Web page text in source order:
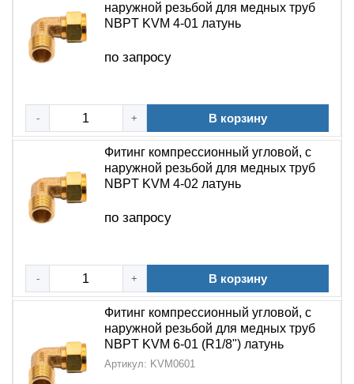
Надежного соединения с другими элементами
системы через
Обеспечения герметичности в системах с
Ключевые преимущества фитинга NBPT KVM:
✔Угловая L-образная конструкция– оптимальное
решение для изменения направления трубопровода
Наружная резьба– обеспечивает надежное
соединение с другими элементами системы
Компрессионная технология
длительный срок службы
Качество NBPT– соответствует международным
стандартам надежности
Основные сферы применения:
Системы отопления
наружной резьбой для медных труб
NBPT KVM 4-01 латунь
по запросу
- + В корзину
Фитинг компрессионный угловой, с
наружной резьбой для медных труб
NBPT KVM 4-02 латунь
по запросу
- + В корзину
Фитинг компрессионный угловой, с
наружной резьбой для медных труб
NBPT KVM 6-01 (R1/8") латунь
Артикул: KVM0601